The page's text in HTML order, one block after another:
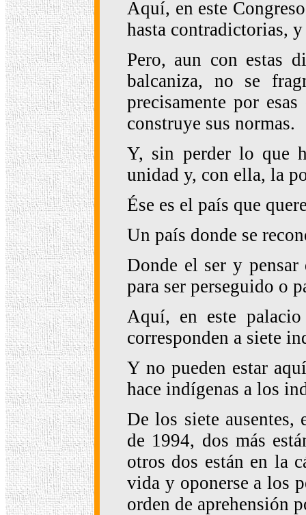
Aquí, en este
hasta contradictorias,
Pero, aun con estas
balcaniza, no se
precisamente por
construye sus normas.
Y, sin perder lo que
unidad y, con ella, la
Ése es el país que
Un país donde se
Donde el ser y
para ser perseguido o
Aquí, en este
corresponden a siete
Y no pueden estar
hace indígenas a los
De los siete
de 1994, dos más
otros dos están en la
vida y oponerse a los
orden de aprehensión